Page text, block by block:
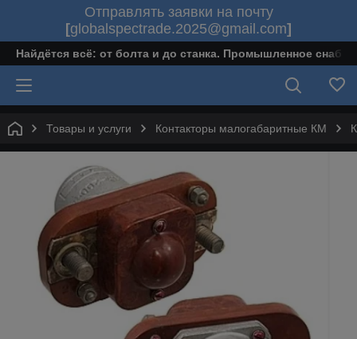
Отправлять заявки на почту
[globalspectrade.2025@gmail.com]
Найдётся всё: от болта и до станка. Промышленное
Товары и услуги Контакторы малогабаритные КМ